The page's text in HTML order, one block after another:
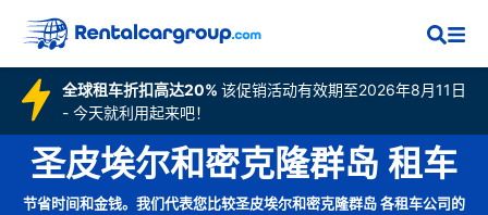
全球租车折扣高达20% 该促销活动有效期至2026年8月11日
- 今天就利用起来吧！
圣皮埃尔和密克隆群岛 租车
节省时间和金钱。我们代表您比较圣皮埃尔和密克隆群岛 各租车公司的